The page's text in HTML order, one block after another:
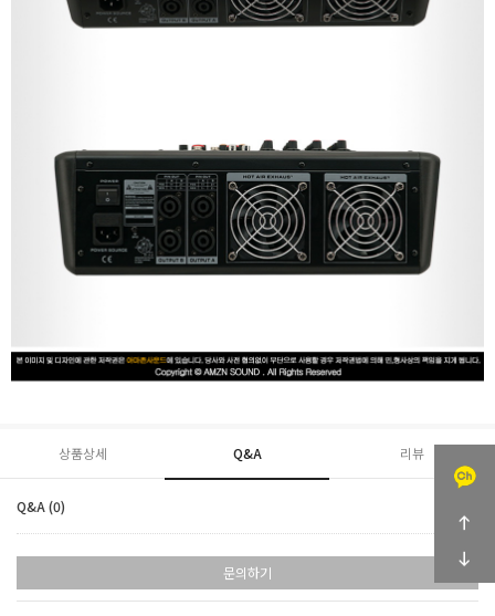
상품상세 Q&A 리뷰
Q&A (0)
문의하기